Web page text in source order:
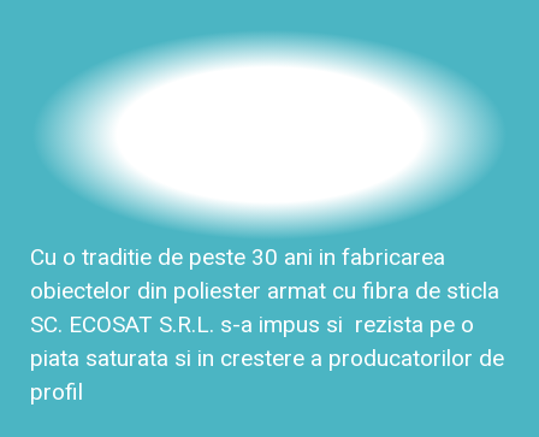
Cu o traditie de peste 30 ani in fabricarea
obiectelor din poliester armat cu fibra de sticla
SC. ECOSAT S.R.L. s-a impus si rezista pe o
piata saturata si in crestere a producatorilor de
profil